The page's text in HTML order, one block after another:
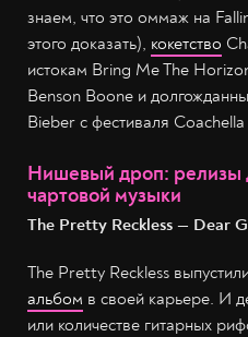
знаем, что это оммаж на
этого доказать), кокетство
истокам Bring Me The
Benson Boone и
Bieber c фестиваля Coachella
Нишевый дроп: релизы
чартовой музыки
The Pretty Reckless — Dear
The Pretty Reckless
альбом в своей карьере. И
или количестве гитарных